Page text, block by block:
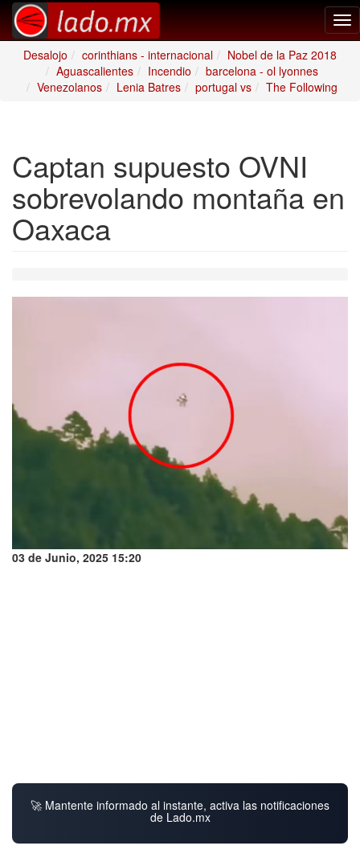
Desalojo
corinthians - internacional
Nobel de la Paz 2018
Aguascalientes
Incendio
barcelona - ol lyonnes
Venezolanos
Lenia Batres portugal vs The Following
Captan supuesto OVNI
sobrevolando montaña en
Oaxaca
03 de Junio, 2025 15:20
🚀 Mantente informado al instante, activa las notificaciones
de Lado.mx